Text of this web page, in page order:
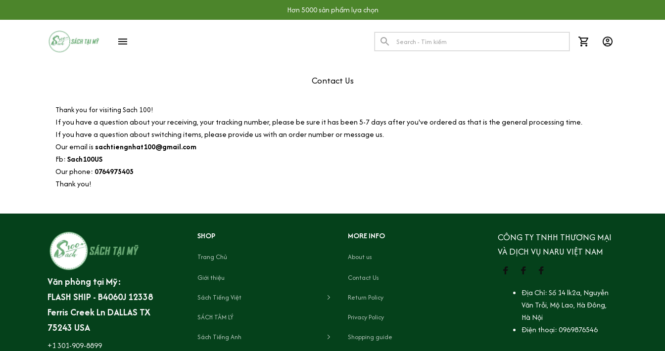
Hơn 5000 sản phẩm lựa chọn
Contact Us
Thank you for visiting Sach 100!
If you have a question about your receiving, your tracking number, please be sure it has been 5-7 days after you've ordered as that is the general processing time.
If you have a question about switching items, please provide us with an order number or message us.
Our email is sachtiengnhat100@gmail.com
Fb:Sach100US
Our phone: 0764975405
Thank you!
Văn phòng tại Mỹ:
FLASH SHIP - B4060J 12338
Ferris Creek Ln DALLAS TX
75243 USA
+1 301-909-8899
SHOP
Trang Chủ
Giới thiệu
Sách Tiếng Việt
SÁCH TÂM LÝ
Sách Tiếng Anh
MORE INFO
About us
Contact Us
Return Policy
Privacy Policy
Shopping guide
CÔNG TY TNHH THƯƠNG MẠI
VÀ DỊCH VỤ NARU VIỆT NAM
Địa Chỉ: Số 14 lk2a, Nguyễn
Văn Trỗi, Mộ Lao, Hà Đông,
Hà Nội
Điện thoại: 0969876546